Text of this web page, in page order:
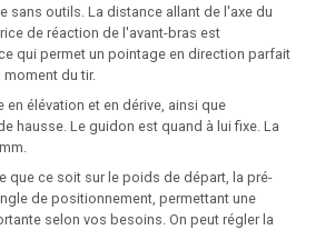
sans outils. La distance allant de l'axe du
de réaction de l'avant-bras est
qui permet un pointage en direction parfait
moment du tir.
en élévation et en dérive, ainsi que
hausse. Le guidon est quand à lui fixe. La
que ce soit sur le poids de départ, la pré-
de positionnement, permettant une
selon vos besoins. On peut régler la